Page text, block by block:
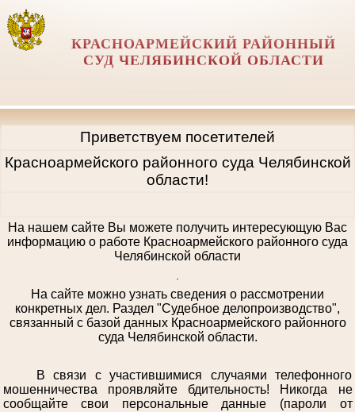
КРАСНОАРМЕЙСКИЙ РАЙОННЫЙ
СУД ЧЕЛЯБИНСКОЙ ОБЛАСТИ
Приветствуем посетителей
Красноармейского районного суда Челябинской
области!
На нашем сайте Вы можете получить интересующую Вас
информацию о работе Красноармейского районного суда
Челябинской области
На сайте можно узнать сведения о рассмотрении
конкретных дел. Раздел "Судебное делопроизводство",
связанный с базой данных Красноармейского районного
суда Челябинской области.
В связи с участившимися случаями телефонного
мошенничества проявляйте бдительность! Никогда не
сообщайте свои персональные данные (пароли от